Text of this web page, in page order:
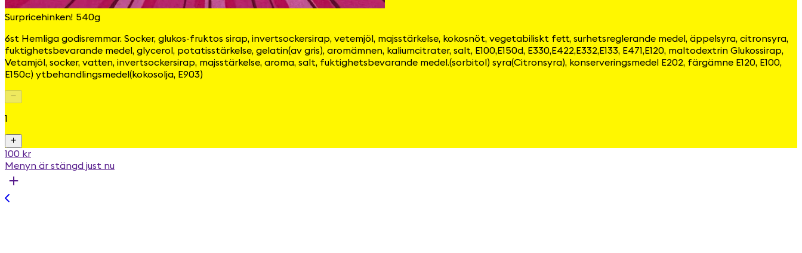
Surpricehinken! 540g
6st Hemliga godisremmar. Socker, glukos-fruktos sirap, invertsockersirap, vetemjöl, majsstärkelse, kokosnöt, vegetabiliskt fett, surhetsreglerande medel, äppelsyra, citronsyra,
fuktighetsbevarande medel, glycerol, potatisstärkelse, gelatin(av gris), aromämnen, kaliumcitrater, salt, E100,E150d, E330,E422,E332,E133, E471,E120, maltodextrin Glukossirap,
Vetamjöl, socker, vatten, invertsockersirap, majsstärkelse, aroma, salt, fuktighetsbevarande medel.(sorbitol) syra(Citronsyra), konserveringsmedel E202, färgämne E120, E100,
E150c) ytbehandlingsmedel(kokosolja, E903)
1
100 kr
Menyn är stängd just nu